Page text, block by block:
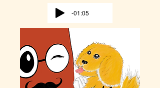
-01:05